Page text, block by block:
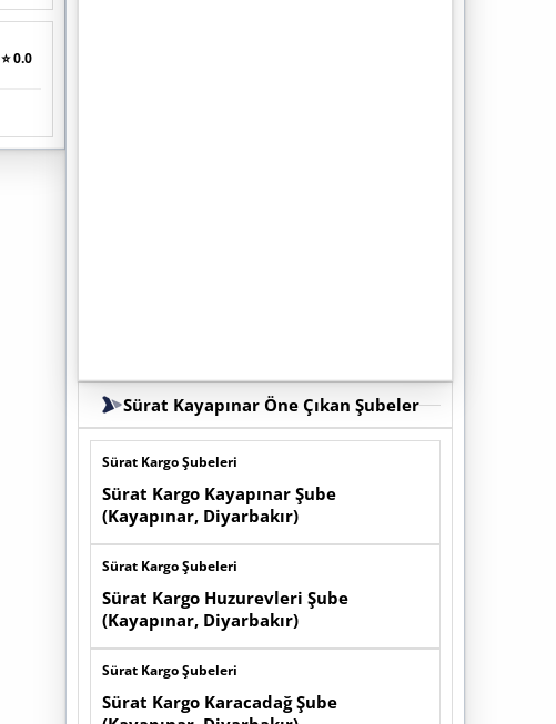
⭐ 0.0
Sürat Kayapınar Öne Çıkan Şubeler
Sürat Kargo Şubeleri
Sürat Kargo Kayapınar Şube
(Kayapınar, Diyarbakır)
Sürat Kargo Şubeleri
Sürat Kargo Huzurevleri Şube
(Kayapınar, Diyarbakır)
Sürat Kargo Şubeleri
Sürat Kargo Karacadağ Şube